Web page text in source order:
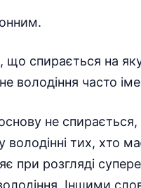
спирається на
володіння часто
не спирається,
тих, хто
при розгляді
Іншими